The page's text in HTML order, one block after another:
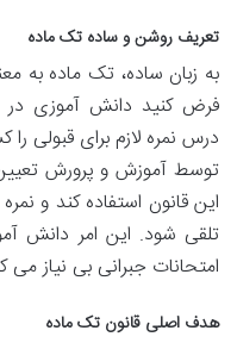
تعریف روشن و ساده تک ماده
به زبان ساده، تک ماده
فرض کنید دانش آموزی
درس نمره لازم برای قبولی
توسط آموزش و پرورش تعیین
این قانون استفاده کند و
تلقی شود. این امر دانش
امتحانات جبرانی بی نیاز می
هدف اصلی قانون تک ماده